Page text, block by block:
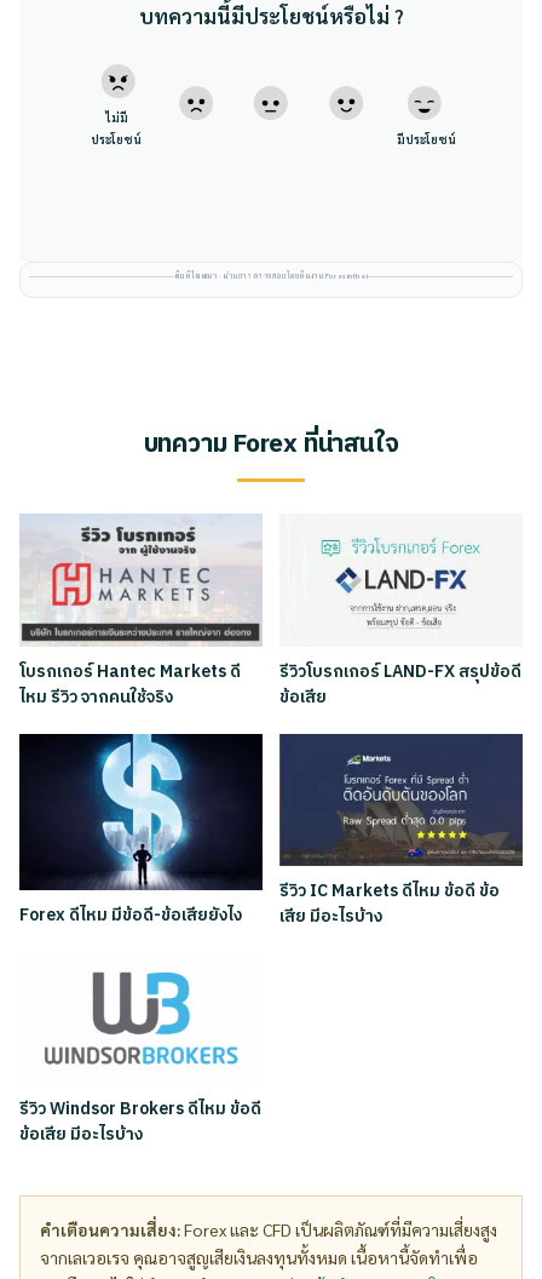
บทความนี้มีประโยชน์หรือไม่ ?
ไม่มี
ประโยชน์
มีประโยชน์
พื้นที่โฆษณา · ผ่านการตรวจสอบโดยทีมงาน Forexinthai
บทความ Forex ที่น่าสนใจ
โบรกเกอร์ Hantec Markets ดี
ไหม รีวิว จากคนใช้จริง
รีวิวโบรกเกอร์ LAND-FX สรุปข้อดี
ข้อเสีย
Forex ดีไหม มีข้อดี-ข้อเสียยังไง
รีวิว IC Markets ดีไหม ข้อดี ข้อ
เสีย มีอะไรบ้าง
รีวิว Windsor Brokers ดีไหม ข้อดี
ข้อเสีย มีอะไรบ้าง
คำเตือนความเสี่ยง:Forex และ CFD เป็นผลิตภัณฑ์ที่มีความเสี่ยงสูง
จากเลเวอเรจ คุณอาจสูญเสียเงินลงทุนทั้งหมด เนื้อหานี้จัดทำเพื่อ